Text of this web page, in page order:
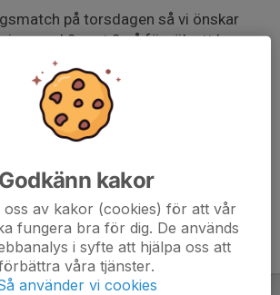
på torsdagen så vi önskar
med 9 mot 9 så försök att komma
så vi blir så många som möjligt vi
hjälp av 15/16 laget för få ihop
Godkänn kakor
oss av kakor (cookies) för att vår
fungera bra för dig. De används
i syfte att hjälpa oss att
våra tjänster.
använder vi cookies